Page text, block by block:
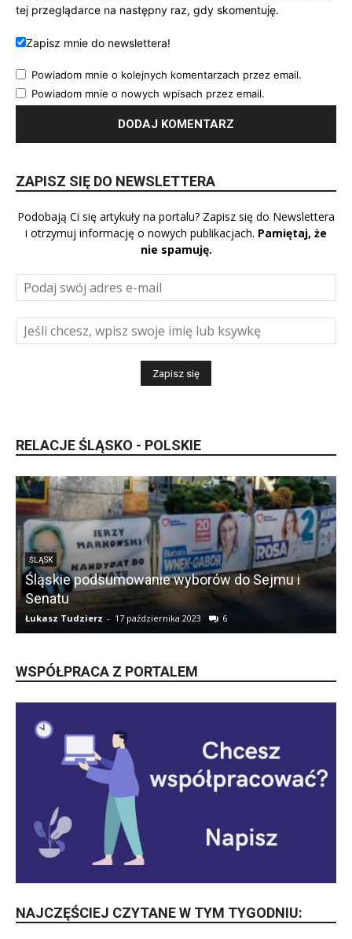
tej przeglądarce na następny raz, gdy skomentuję.
Zapisz mnie do newslettera!
Powiadom mnie o kolejnych komentarzach przez email.
Powiadom mnie o nowych wpisach przez email.
ZAPISZ SIĘ DO NEWSLETTERA
Podobają Ci się artykuły na portalu? Zapisz się do Newslettera
i otrzymuj informację o nowych publikacjach. Pamiętaj, że
nie spamuję.
RELACJE ŚLĄSKO - POLSKIE
ŚLĄSK
Śląskie podsumowanie wyborów do Sejmu i
Senatu
Łukasz Tudzierz - 17 października 2023 6
WSPÓŁPRACA Z PORTALEM
NAJCZĘŚCIEJ CZYTANE W TYM TYGODNIU: